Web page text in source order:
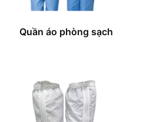
Quần áo phòng sạch